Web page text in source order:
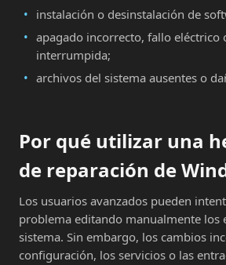
instalación o desinstalación de
apagado incorrecto, fallo eléctrico
interrumpida;
archivos del sistema ausentes o
Por qué utilizar una
de reparación de
Los usuarios avanzados pueden
problema editando manualmente los
sistema. Sin embargo, los cambios
configuración, los servicios o las